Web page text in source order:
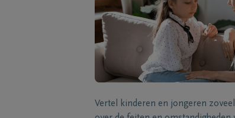
Vertel kinderen en jongeren